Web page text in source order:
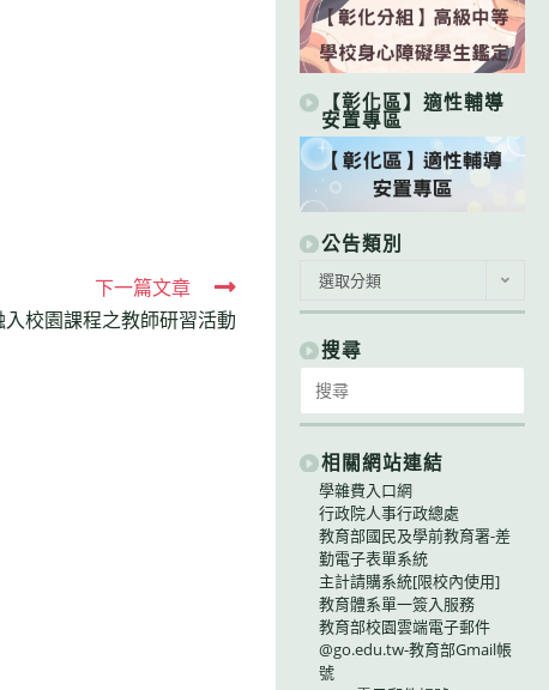
下一篇文章
校園課程之教師研習活動
【彰化區】適性輔導
安置專區
公告類別
類
別
選取分類
搜尋
for:
相關網站連結
學雜費入口網
行政院人事行政總處
教育部國民及學前教育署-差
勤電子表單系統
主計請購系統[限校內使用]
教育體系單一簽入服務
教育部校園雲端電子郵件
@go.edu.tw-教育部Gmail帳
號